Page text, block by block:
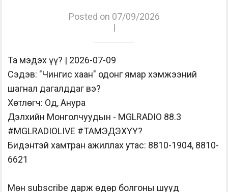
Posted on 07/09/2026
|
Та мэдэх үү? | 2026-07-09
Сэдэв: "Чингис хаан" одонг ямар хэмжээний
шагнал дагалддаг вэ?
Хөтлөгч: Од, Анура
Дэлхийн Монголчуудын - MGLRADIO 88.3
#MGLRADIOLIVE #ТАМЭДЭХҮҮ?
Бидэнтэй хамтран ажиллах утас: 8810-1904, 8810-
6621
Мөн subscribe дарж өдөр болгоны шууд